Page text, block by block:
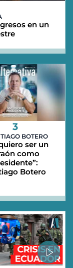
en un
3
BOTERO
ser un
como
Botero